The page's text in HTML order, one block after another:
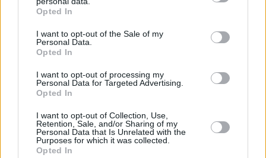
grant or deny consent to Google and its third-party tags to
use your data for below specified purposes in below Google
consent section.
Opted In
I want to opt-out of the Sale of my
Personal Data.
Opted In
I want to opt-out of processing my
Personal Data for Targeted Advertising.
Opted In
I want to opt-out of Collection, Use,
Retention, Sale, and/or Sharing of my
Personal Data that Is Unrelated with the
Purposes for which it was collected.
Opted In